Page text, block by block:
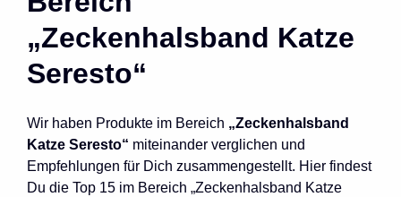
„Zeckenhalsband Katze
Seresto“
Wir haben Produkte im Bereich „Zeckenhalsband
Katze Seresto“ miteinander verglichen und
Empfehlungen für Dich zusammengestellt. Hier findest
Du die Top 15 im Bereich „Zeckenhalsband Katze